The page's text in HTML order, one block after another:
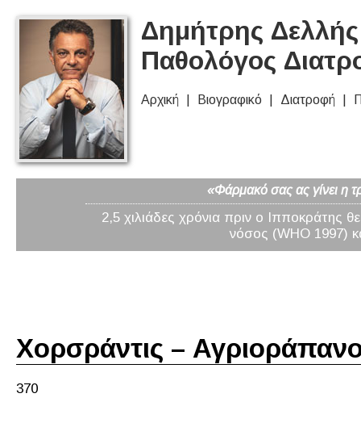
Δημήτρης
Παθολόγος
Αρχική Βιογραφικό Διατροφή
«Φάρμακό σας ας γίνει η
2,5 χιλιάδες χρόνια πριν ο Ιπποκράτης
νόσος (WHO 1997)
Χορσράντις – Αγριοράπανο
370